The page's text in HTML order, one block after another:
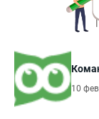
10